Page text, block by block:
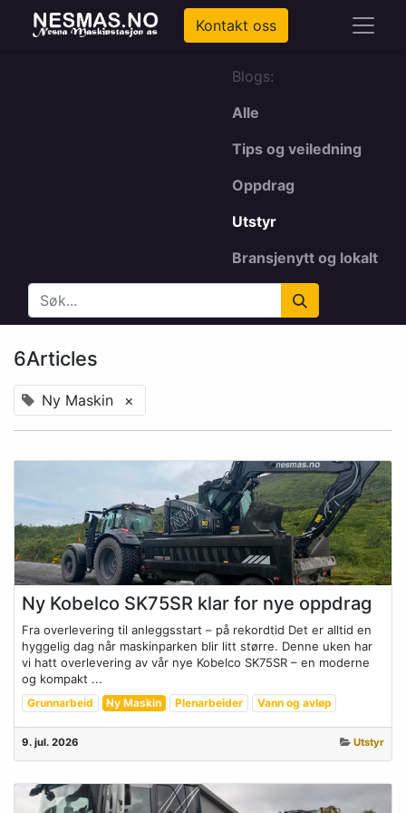
Kontakt oss
Blogs:
Alle
Tips og veiledning
Oppdrag
Utstyr
Bransjenytt og lokalt
6Articles
Ny Maskin ×
Ny Kobelco SK75SR klar for nye oppdrag
Fra overlevering til anleggsstart – på rekordtid Det er alltid en
hyggelig dag når maskinparken blir litt større. Denne uken har
vi hatt overlevering av vår nye Kobelco SK75SR – en moderne
og kompakt ...
Grunnarbeid Ny Maskin Plenarbeider Vann og avløp
9. jul. 2026 Utstyr